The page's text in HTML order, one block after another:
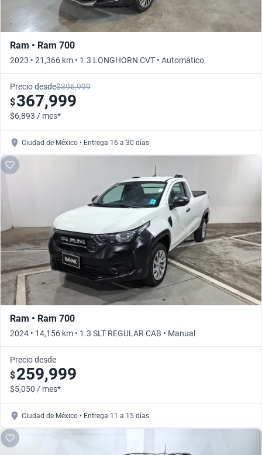
Ram • Ram 700
2023 • 21,366 km • 1.3 LONGHORN CVT • Automático
Precio desde$396,999
$367,999
$6,893 / mes*
Ciudad de México • Entrega 16 a 30 días
Ram • Ram 700
2024 • 14,156 km • 1.3 SLT REGULAR CAB • Manual
Precio desde
$259,999
$5,050 / mes*
Ciudad de México • Entrega 11 a 15 días